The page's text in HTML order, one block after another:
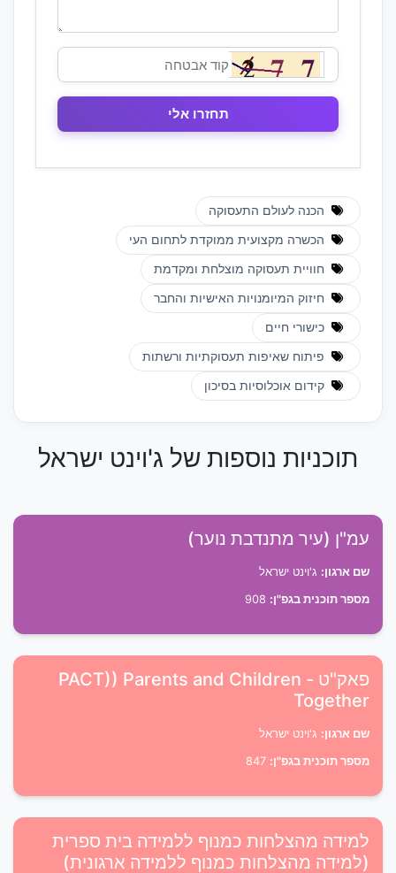
הכנה לעולם התעסוקה
הכשרה מקצועית ממוקדת לתחום העי
חוויית תעסוקה מוצלחת ומקדמת
חיזוק המיומנויות האישיות והחבר
כישורי חיים
פיתוח שאיפות תעסוקתיות ורשתות
קידום אוכלוסיות בסיכון
תוכניות נוספות של ג'וינט ישראל
עמ"ן (עיר מתנדבת נוער)
שם ארגון: ג'וינט ישראל
מספר תוכנית בגפ"ן:
פאק"ט - PACT)) Parents and Children
Together
שם ארגון: ג'וינט ישראל
מספר תוכנית בגפ"ן:
למידה מהצלחות כמנוף ללמידה בית ספרית
(למידה מהצלחות כמנוף ללמידה ארגונית)